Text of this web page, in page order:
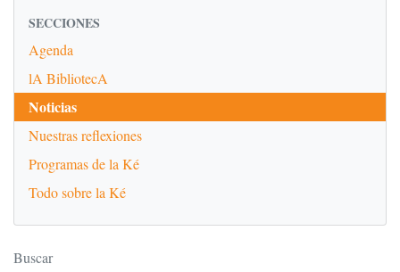
SECCIONES
Agenda
lA BibliotecA
Noticias
Nuestras reflexiones
Programas de la Ké
Todo sobre la Ké
Buscar